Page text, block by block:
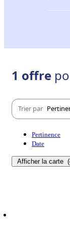
1 offre
Trier par
Pertinence
Date
Afficher la carte